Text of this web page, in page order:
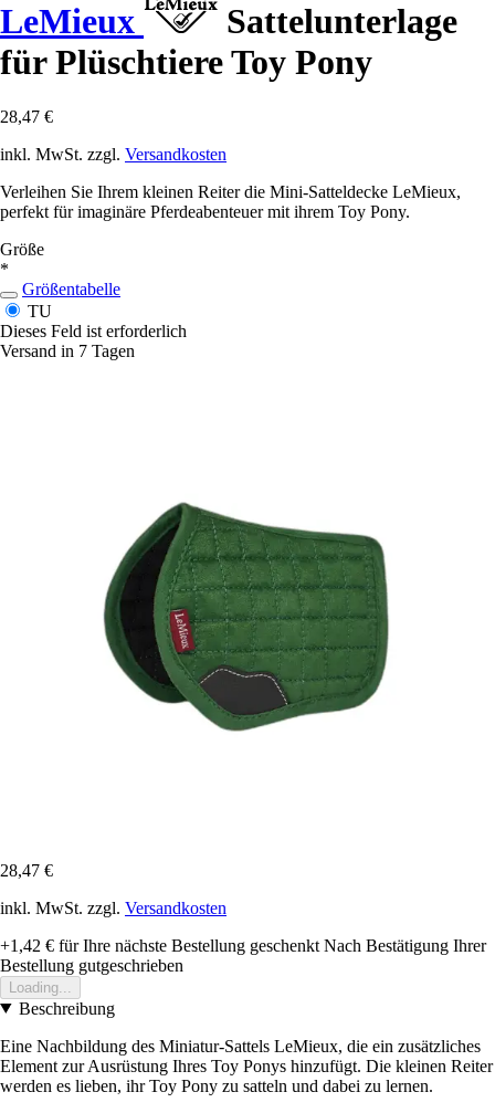
LeMieux
Sattelunterlage
für Plüschtiere Toy Pony
28,47 €
inkl. MwSt. zzgl. Versandkosten
Verleihen Sie Ihrem kleinen Reiter die Mini-Satteldecke LeMieux,
perfekt für imaginäre Pferdeabenteuer mit ihrem Toy Pony.
Größe
*
Größentabelle
TU
Dieses Feld ist erforderlich
Versand in 7 Tagen
28,47 €
inkl. MwSt. zzgl. Versandkosten
+1,42 € für Ihre nächste Bestellung geschenkt Nach Bestätigung Ihrer
Bestellung gutgeschrieben
Loading...
Beschreibung
Eine Nachbildung des Miniatur-Sattels LeMieux, die ein zusätzliches
Element zur Ausrüstung Ihres Toy Ponys hinzufügt. Die kleinen Reiter
werden es lieben, ihr Toy Pony zu satteln und dabei zu lernen.